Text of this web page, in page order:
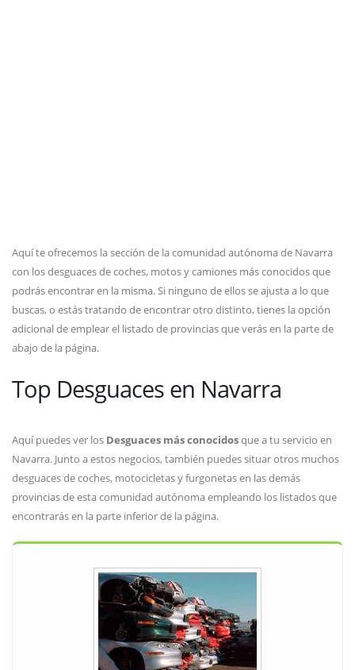
Aquí te ofrecemos la sección de la comunidad autónoma de Navarra
con los desguaces de coches, motos y camiones más conocidos que
podrás encontrar en la misma. Si ninguno de ellos se ajusta a lo que
buscas, o estás tratando de encontrar otro distinto, tienes la opción
adicional de emplear el listado de provincias que verás en la parte de
abajo de la página.
Top Desguaces en Navarra
Aquí puedes ver los Desguaces más conocidosque a tu servicio en
Navarra. Junto a estos negocios, también puedes situar otros muchos
desguaces de coches, motocicletas y furgonetas en las demás
provincias de esta comunidad autónoma empleando los listados que
encontrarás en la parte inferior de la página.